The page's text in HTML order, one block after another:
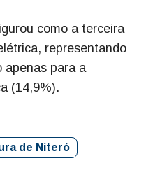
como a terceira
representando
apenas para a
(14,9%).
de Niteró